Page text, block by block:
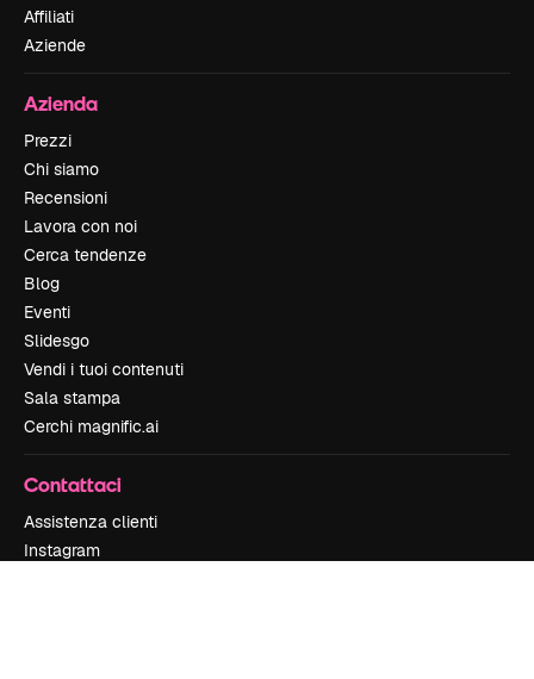
Affiliati
Aziende
Azienda
Prezzi
Chi siamo
Recensioni
Lavora con noi
Cerca tendenze
Blog
Eventi
Slidesgo
Vendi i tuoi contenuti
Sala stampa
Cerchi magnific.ai
Contattaci
Assistenza clienti
Instagram